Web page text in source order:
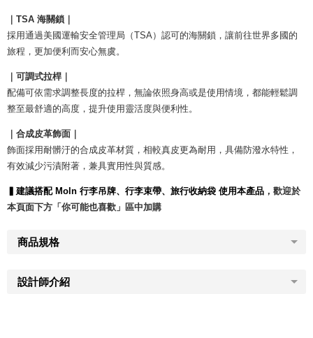
｜TSA 海關鎖｜
採用通過美國運輸安全管理局（TSA）認可的海關鎖，讓前往世界多國的
旅程，更加便利而安心無虞。
｜可調式拉桿｜
配備可依需求調整長度的拉桿，無論依照身高或是使用情境，都能輕鬆調
整至最舒適的高度，提升使用靈活度與便利性。
｜合成皮革飾面｜
飾面採用耐髒汙的合成皮革材質，相較真皮更為耐用，具備防潑水特性，
有效減少污漬附著，兼具實用性與質感。
▍建議搭配 Moln 行李吊牌、行李束帶、旅行收納袋 使用本產品 ，歡迎於
本頁面下方「你可能也喜歡」區中加購
商品規格
設計師介紹